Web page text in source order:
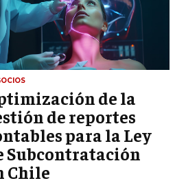
Y STARTUPS TECNOLÓGICAS
DE LA EXPERIENCIA DEL
DE PROYECTOS
DE OPERACIONES Y CADENA
EMPRESARIAL
de la
de reportes
para la Ley
Subcontratación
Chile